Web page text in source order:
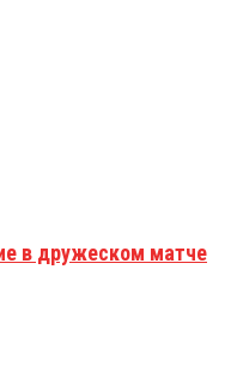
в дружеском матче